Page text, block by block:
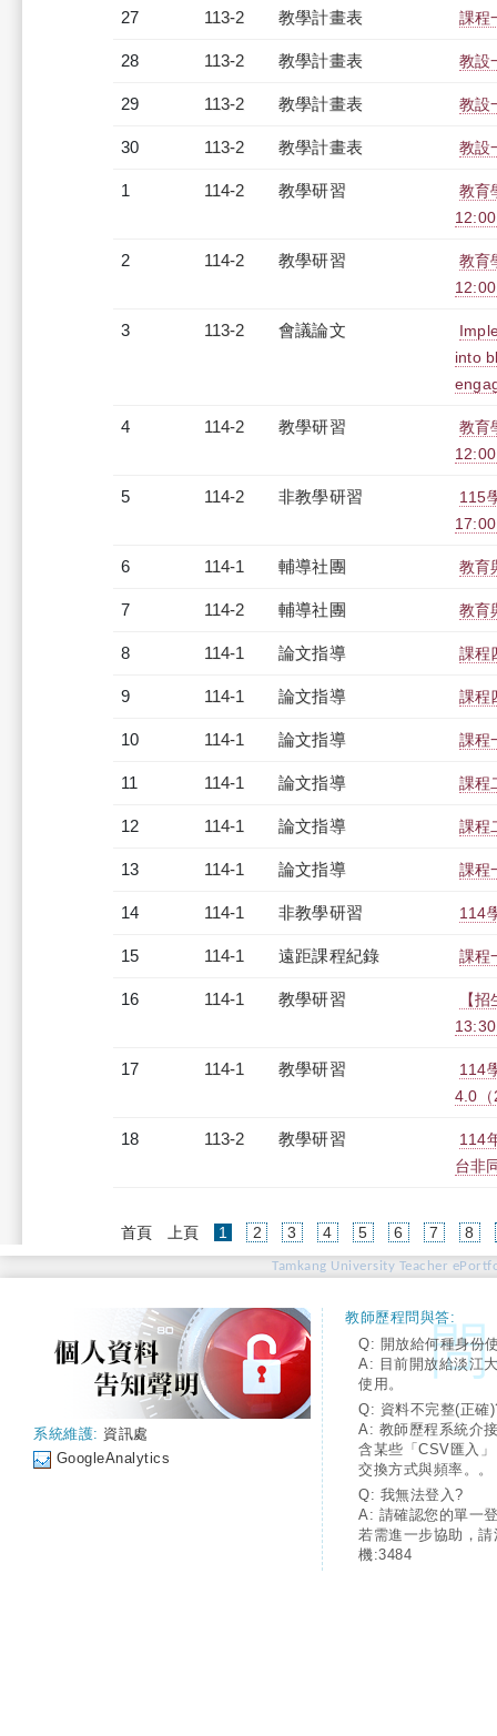
27 113-2 教學計畫表 課程
28 113-2 教學計畫表 教設
29 113-2 教學計畫表 教設
30 113-2 教學計畫表 教設
1 114-2 教學研習
教育
2 114-2 教學研習
教育
3 113-2 會議論文
into
4 114-2 教學研習
教育
5 114-2 非教學研習
115
6 114-1 輔導社團 教育
7 114-2 輔導社團 教育
8 114-1 論文指導 課程
9 114-1 論文指導 課程
10 114-1 論文指導 課程
11 114-1 論文指導 課程
12 114-1 論文指導 課程
13 114-1 論文指導 課程
14 114-1 非教學研習 114
15 114-1 遠距課程紀錄 課程
16 114-1 教學研習
【
17 114-1 教學研習
114
4.0
18 113-2 教學研習
114
台非
首頁 上頁 1 (current)
2 3 4 5 6 7 8
Tamkang University Teacher
系統維護: 資訊處
GoogleAnalytics
教師歷程問與答:
Q: 開放給何種身份
A: 目前開放給淡江
使用。
Q: 資料不完整(正確
A: 教師歷程系統介
含某些「CSV匯入
交換方式與頻率。。
Q: 我無法登入?
A: 請確認您的單一
若需進一步協助，
機:3484